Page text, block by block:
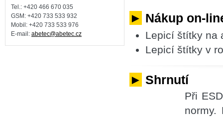
► Nákup on-
Lepicí štítky na
Lepicí štítky v
► Shrnutí
Při
normy.
Tel.: +420 466 670 035
GSM: +420 733 533 932
Mobil: +420 733 533 976
E-mail: abetec@abetec.cz